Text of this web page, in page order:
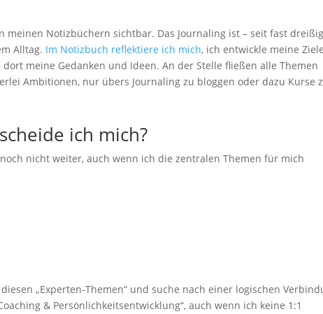
Notizbüchern sichtbar. Das Journaling ist – seit fast dreißig
Alltag. Im Notizbuch reflektiere ich mich, ich entwickle meine Ziele
meine Gedanken und Ideen. An der Stelle fließen alle Themen
Ambitionen, nur übers Journaling zu bloggen oder dazu Kurse
ich mich?
nicht weiter, auch wenn ich die zentralen Themen für mich
„Experten-Themen“ und suche nach einer logischen
& Persönlichkeitsentwicklung“, auch wenn ich keine 1:1